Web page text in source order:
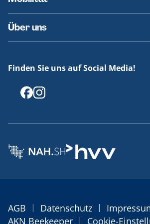
Fundsachen
Häufige Fragen
Barrierefreies Reisen
Erklärung Barrierefreiheit
Über uns
Offenlegungen
Finden Sie uns auf Social Media!
AGB | Datenschutz |
AKN Beekeeper | Cookie-